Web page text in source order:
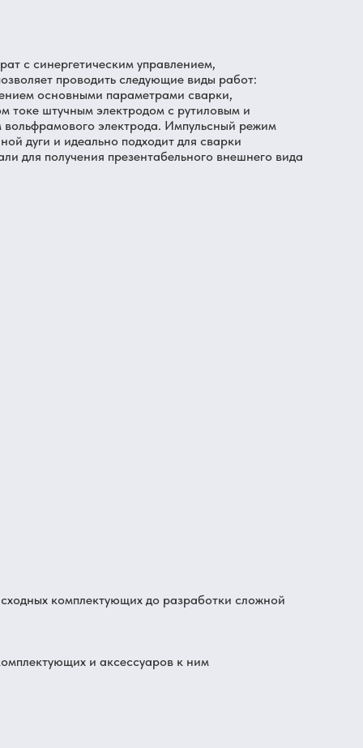
с синергетическим управлением,
проводить следующие виды работ:
основными параметрами сварки,
токе штучным электродом с рутиловым и
электрода. Импульсный режим
дуги и идеально подходит для сварки
для получения презентабельного внешнего вида
комплектующих до разработки сложной
и аксессуаров к ним